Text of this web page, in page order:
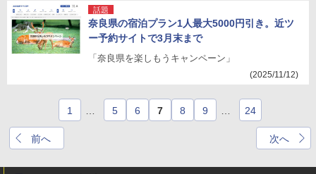
話題
奈良県の宿泊プラン1人最大5000円引き。近ツ
ー予約サイトで3月末まで
「奈良県を楽しもうキャンペーン」
(2025/11/12)
前へ
1 5 6 7 8 9 24
次へ